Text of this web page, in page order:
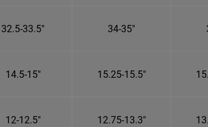
32.5-33.5" 34-35"
14.5-15" 15.25-15.5"
12-12.5" 12.75-13.3"